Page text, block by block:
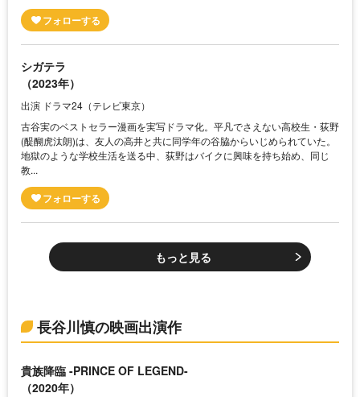
シガテラ
（2023年）
出演 ドラマ24（テレビ東京）
古谷実のベストセラー漫画を実写ドラマ化。平凡でさえない高校生・荻野
(醍醐虎汰朗)は、友人の高井と共に同学年の谷脇からいじめられていた。
地獄のような学校生活を送る中、荻野はバイクに興味を持ち始め、同じ
教...
もっと見る
長谷川慎の映画出演作
貴族降臨 -PRINCE OF LEGEND-
（2020年）